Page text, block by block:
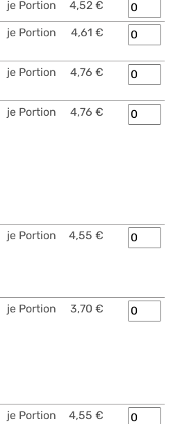
je Portion 4,52 €
je Portion 4,61 €
je Portion 4,76 €
je Portion 4,76 €
je Portion 4,55 €
je Portion 3,70 €
je Portion 4,55 €